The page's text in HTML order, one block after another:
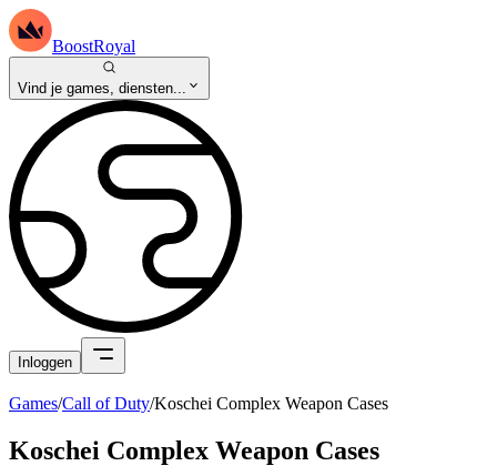
BoostRoyal
Vind je games, diensten...
Inloggen
Games/Call of Duty/Koschei Complex Weapon Cases
Koschei Complex Weapon Cases